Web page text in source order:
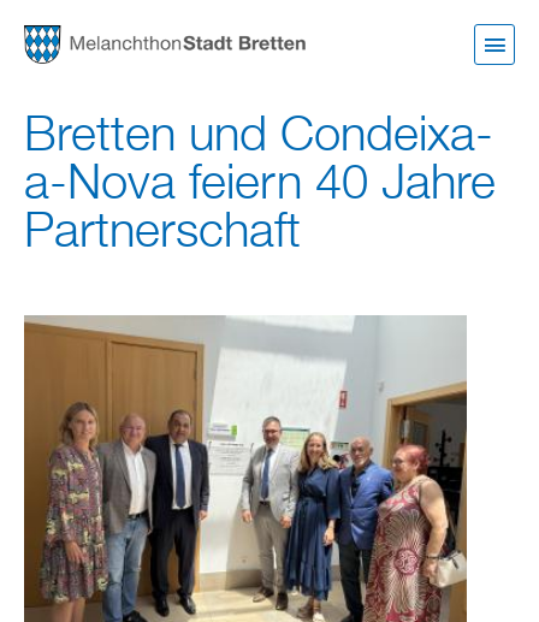
Bretten und Condeixa-
a-Nova feiern 40 Jahre
Partnerschaft